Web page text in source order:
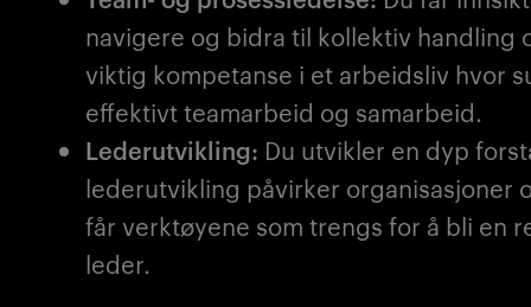
navigere og bidra til kollektiv handling
viktig kompetanse i et arbeidsliv hvor
effektivt teamarbeid og samarbeid.
Lederutvikling: Du utvikler en dyp
lederutvikling påvirker organisasjoner
får verktøyene som trengs for å bli en
leder.